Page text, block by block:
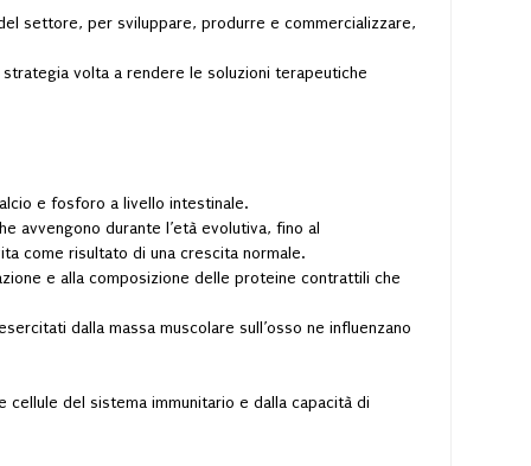
settore, per sviluppare, produrre e commercializzare,
volta a rendere le soluzioni terapeutiche
e fosforo a livello intestinale.
avvengono durante l’età evolutiva, fino al
come risultato di una crescita normale.
e alla composizione delle proteine contrattili che
dalla massa muscolare sull’osso ne influenzano
del sistema immunitario e dalla capacità di